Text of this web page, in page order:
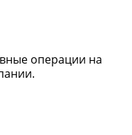
операции на